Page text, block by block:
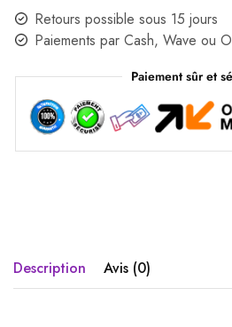
Retours possible sous 15 jours
Paiements par Cash, Wave ou
Paiement sûr et
Description Avis (0)